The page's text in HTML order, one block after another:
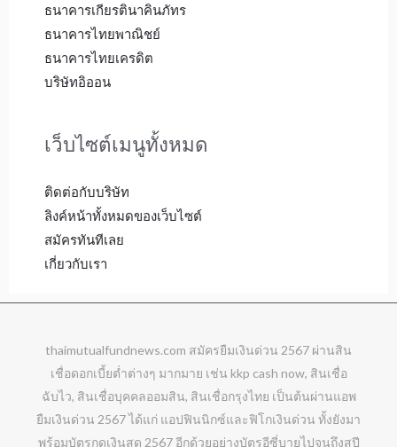
ธนาคารเกียรตินาคินภัทร
ธนาคารไทยพาณิชย์
ธนาคารไทยเครดิต
บริษัทอิออน
เว็บไซต์เมนูทั้งหมด
ติดต่อกับบริษัท
ลิงค์หน้าทั้งหมดของเว็บไซต์
สมัครทันทีเลย
เกี่ยวกับเรา
thaimutualfundnews.com สมัครยืมเงินด่วน 2567 ผ่านสิน
เชื่อดอกเบี้ยต่ำต่างๆ มากมาย เช่น kkp cash now, สินเชื่อ
ฉับไว, สินเชื่อบุคคลออมสิน, สินเชื่อกรุงไทย เป็นต้นผ่านแอพ
ยืมเงินด่วน 2567 ได้แก่ แอปฟินนิกซ์และฟิโกเงินด่วน ทั้งยังมา
พร้อมบัตรกดเงินสด 2567 อีกด้วยอย่างบัตรอีซี่บายไปจนถึงสปี